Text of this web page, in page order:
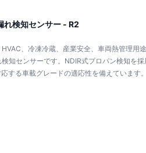
検知センサー - R2
、冷凍冷蔵、産業安全、車両熱管理用
知センサーです。NDIR式プロパン検知を
する車載グレードの適応性を備えています。